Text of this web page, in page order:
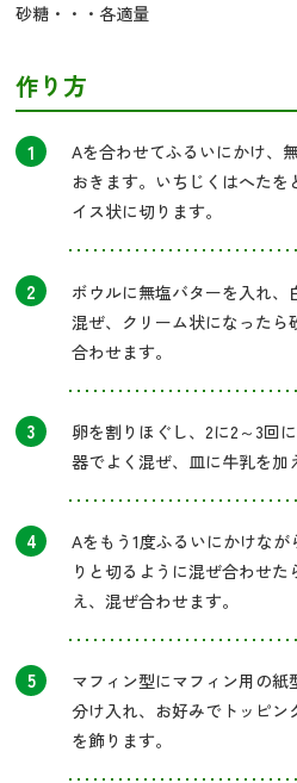
砂糖・・・各適量
作り方
1
Aを合わせてふるいにかけ、
おきます。いちじくはへた
イス状に切ります。
2
ボウルに無塩バターを入れ
混ぜ、クリーム状になった
合わせます。
3
卵を割りほぐし、2に2～3回
器でよく混ぜ、皿に牛乳を加
4
Aをもう1度ふるいにかけな
りと切るように混ぜ合わせ
え、混ぜ合わせます。
5
マフィン型にマフィン用の
分け入れ、お好みでトッピン
を飾ります。